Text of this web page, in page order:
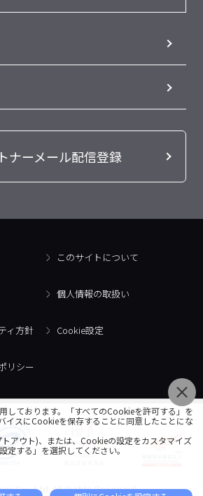
ナーメール配信登録
このサイトについて
個人情報の取扱い
ィ方針 Cookie設定
リシー
Co., Ltd. All Rights Reserved.
しております。「すべてのCookieを許可する」を
イスにCookieを保存することに同意したことにな
アウト)、または、Cookieの設定をカスタマイズ
定する」を選択してください。